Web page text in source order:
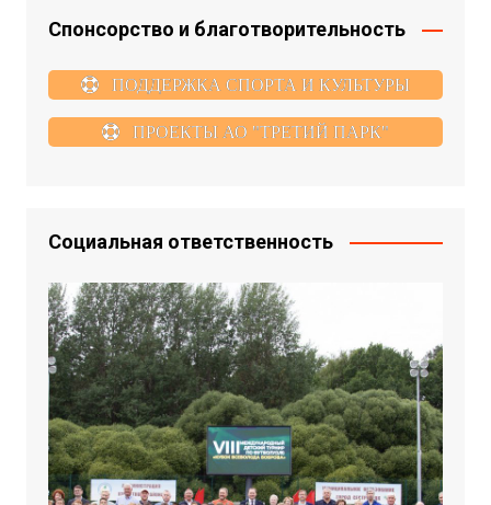
Спонсорство и благотворительность
ПОДДЕРЖКА СПОРТА И КУЛЬТУРЫ
ПРОЕКТЫ АО "ТРЕТИЙ ПАРК"
Социальная ответственность